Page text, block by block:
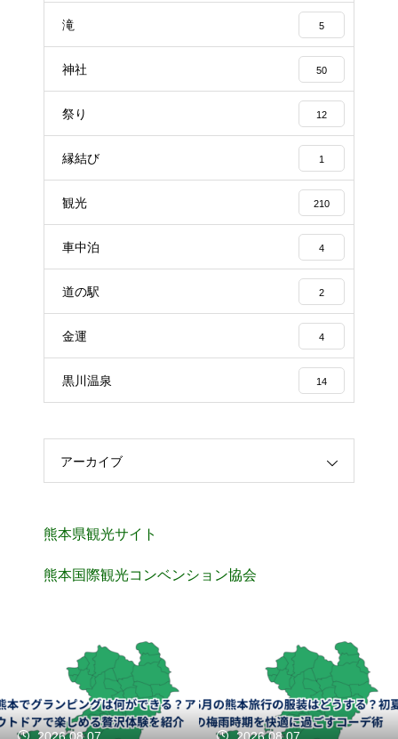
滝 5
神社 50
祭り 12
縁結び 1
観光 210
車中泊 4
道の駅 2
金運 4
黒川温泉 14
アーカイブ
熊本県観光サイト
熊本国際観光コンベンション協会